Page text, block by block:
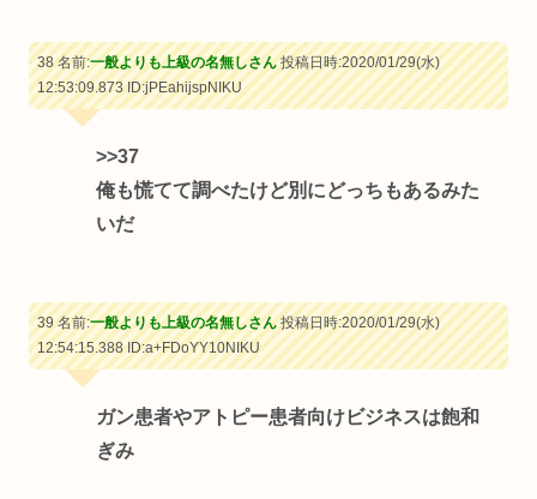
38 名前:一般よりも上級の名無しさん投稿日時:2020/01/29(水)
12:53:09.873ID:jPEahijspNIKU
>>37
俺も慌てて調べたけど別にどっちもあるみた
いだ
39 名前:一般よりも上級の名無しさん投稿日時:2020/01/29(水)
12:54:15.388ID:a+FDoYY10NIKU
ガン患者やアトピー患者向けビジネスは飽和
ぎみ